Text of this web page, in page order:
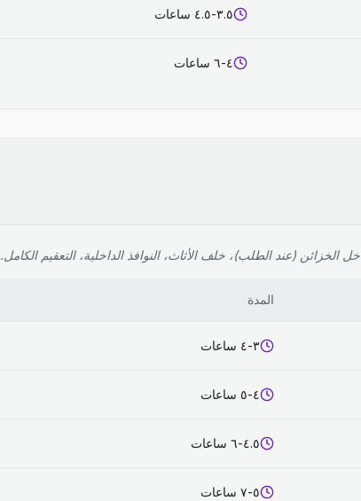
٣.٥-٤.٥ ساعات
٤-٦ ساعات
(عند الطلب)، خلف الأثاث، النوافذ الداخلية، التعقيم الكامل.
المدة
٣-٤ ساعات
٤-٥ ساعات
٤.٥-٦ ساعات
٥-٧ ساعات